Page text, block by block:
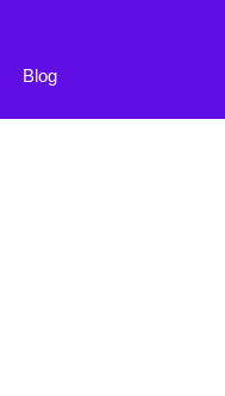
Blog